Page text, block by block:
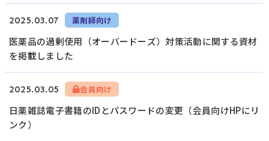
ログイン
2025.03.07 薬剤師向け
医薬品の過剰使用（オーバードーズ）対策活動に関する資材
を掲載しました
2025.03.05 会員向け
日薬雑誌電子書籍のIDとパスワードの変更（会員向けHPにリ
ンク）